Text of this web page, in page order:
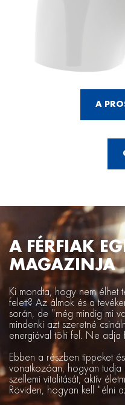
A
A FÉRFIAK
MAGAZINJA
Ki mondta, hogy nem élhet
felett? Az álmok és a
során, de "még mindig mi
mindenki azt szeretné
energiával tölti fel. Ne adja
Ebben a részben tippeket
vonatkozóan, hogyan
szellemi vitalitását, aktív
Röviden, hogyan kell "élni